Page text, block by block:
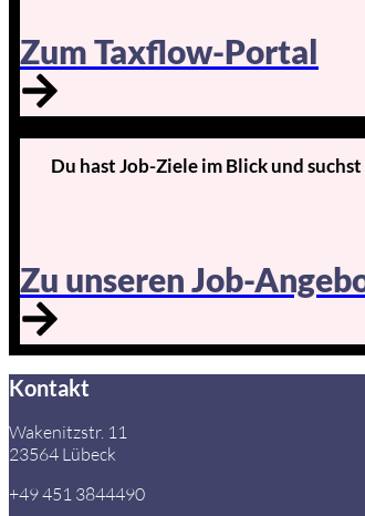
Zum Taxflow-Portal
Du hast Job-Ziele im Blick und
Zu unseren Job-
Kontakt
Wakenitzstr. 11
23564 Lübeck
+49 451 3844490